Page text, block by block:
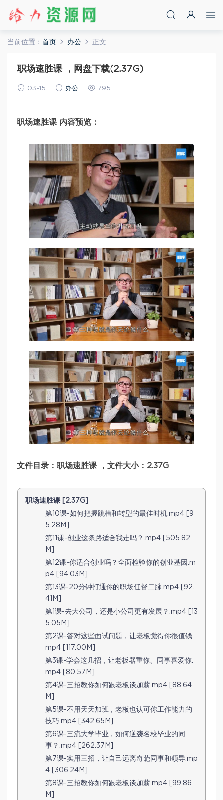
当前位置： 首页 办公 正文
职场速胜课 ，网盘下载(2.37G)
03-15 办公 795
职场速胜课 内容预览：
文件目录：职场速胜课 ，文件大小：2.37G
职场速胜课 [2.37G]
第10课-如何把握跳槽和转型的最佳时机.mp4 [9
5.28M]
第11课-创业这条路适合我走吗？.mp4 [505.82
M]
第12课-你适合创业吗？全面检验你的创业基因.m
p4 [94.03M]
第13课-20分钟打通你的职场任督二脉.mp4 [92.
41M]
第1课-去大公司，还是小公司更有发展？.mp4 [13
5.05M]
第2课-答对这些面试问题，让老板觉得你很值钱.
mp4 [117.00M]
第3课-学会这几招，让老板器重你、同事喜爱你.
mp4 [80.57M]
第4课-三招教你如何跟老板谈加薪.mp4 [88.64
M]
第5课-不用天天加班，老板也认可你工作能力的
技巧.mp4 [342.65M]
第6课-三流大学毕业，如何逆袭名校毕业的同
事？.mp4 [262.37M]
第7课-实用三招，让自己远离奇葩同事和领导.mp
4 [306.24M]
第8课-三招教你如何跟老板谈加薪.mp4 [99.86
M]